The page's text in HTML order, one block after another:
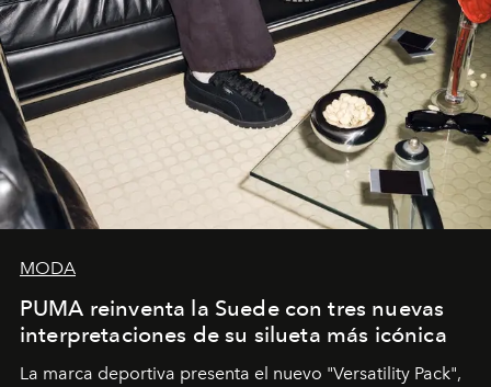
MODA
PUMA reinventa la Suede con tres nuevas
interpretaciones de su silueta más icónica
La marca deportiva presenta el nuevo "Versatility Pack",